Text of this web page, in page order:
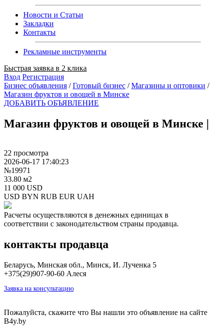
Новости и Статьи
Закладки
Контакты
Рекламные инструменты
Быстрая заявка в 2 клика
Вход Регистрация
Бизнес объявления /Готовый бизнес /Магазины и оптовики /
Магазин фруктов и овощей в Минске
ДОБАВИТЬ ОБЪЯВЛЕНИЕ
Магазин фруктов и овощей в Минске |
22 просмотра
2026-06-17 17:40:23
№19971
33.80 м2
11 000 USD
USD BYN RUB EUR UAH
Расчеты осуществляются в денежных единицах в
соответствии с законодательством страны продавца.
контакты продавца
Беларусь, Минская обл., Минск, И. Лученка 5
+375(29)907-90-60 Алеся
Заявка на консультацию
Пожалуйста, скажите что Вы нашли это объявление на сайте
B4y.by